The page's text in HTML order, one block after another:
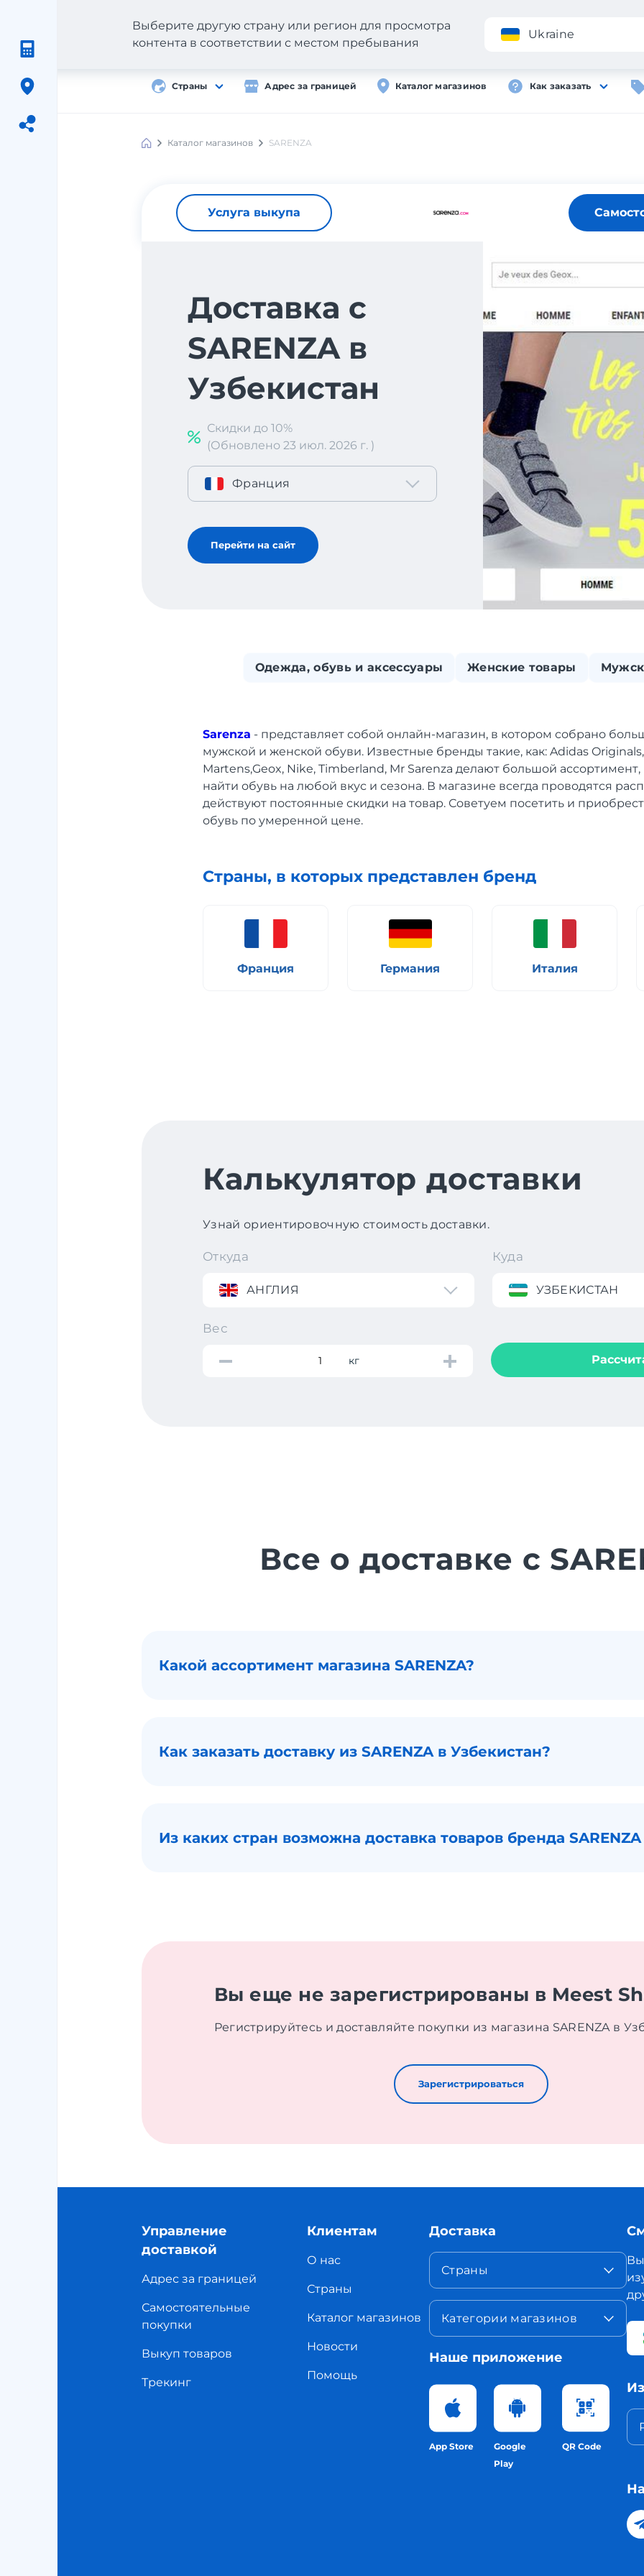
Приложение
Страны Адрес за границей Каталог магазинов Как заказать
Выберите другую страну или регион для просмотра
контента в соответствии с местом пребывания
Ukraine
Meest
Каталог магазинов SARENZA
Услуга выкупа
Доставка с
SARENZA в
Узбекистан
Скидки до 10%
(Обновлено 23 июл. 2026 г. )
Франция
Перейти на сайт
Одежда, обувь и аксессуары Женские товары
Sarenza - представляет собой онлайн-магазин, в котором собрано
мужской и женской обуви. Известные бренды такие, как: Adidas Originals,
Martens,Geox, Nike, Timberland, Mr Sarenza делают большой
найти обувь на любой вкус и сезона. В магазине всегда проводятся
действуют постоянные скидки на товар. Советуем посетить и
обувь по умеренной цене.
Страны, в которых представлен бренд
Франция Германия Италия
Калькулятор доставки
Узнай ориентировочную стоимость доставки.
Откуда
АНГЛИЯ
Куда
УЗБЕКИСТАН
Вес
кг
Все о доставке с
Какой ассортимент магазина SARENZA?
Как заказать доставку из SARENZA в Узбекистан?
Из каких стран возможна доставка товаров бренда
Вы еще не зарегистрированы в Meest
Регистрируйтесь и доставляйте покупки из магазина SARENZA в
Зарегистрироваться
Управление
доставкой
Адрес за границей
Самостоятельные
покупки
Выкуп товаров
Трекинг
Клиентам
О нас
Страны
Каталог магазинов
Новости
Помощь
Доставка
Страны
Категории магазинов
Наше приложение
App Store
Google
Play
QR Code